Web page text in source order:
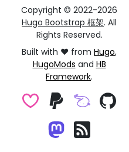
Copyright © 2022-2026
Hugo Bootstrap 框架. All
Rights Reserved.
Built with ❤️ from Hugo,
HugoMods and HB
Framework.